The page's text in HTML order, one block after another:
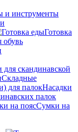
и инструменты
Готовка
обувь
для скандинавской
Складные
Насадки
Сумки на